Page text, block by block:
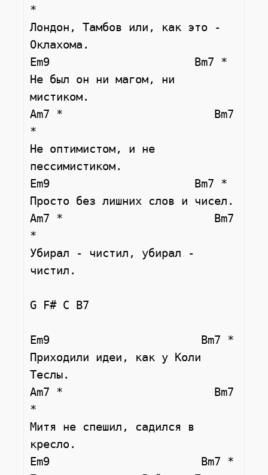
*
Лондон, Тамбов или, как это -
Оклахома.
Em9                      Bm7 *
Не был он ни магом, ни
мистиком.
Am7 *                       Bm7
*
Не оптимистом, и не
пессимистиком.
Em9                      Bm7 *
Просто без лишних слов и чисел.
Am7 *                       Bm7
*
Убирал - чистил, убирал -
чистил.
G F# C B7
Em9                       Bm7 *
Приходили идеи, как у Коли
Теслы.
Am7 *                       Bm7
*
Митя не спешил, садился в
кресло.
Em9                       Bm7 *